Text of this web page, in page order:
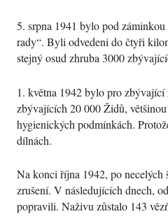
5. srpna 1941 bylo pod
rady . Byli odvedeni do čtyři
stejný osud zhruba 3000
1. května 1942 bylo pro zbývající
zbývajících 20 000 Židů,
hygienických podmínkách.
dílnách.
Na konci října 1942, po
zrušení. V následujících dnech,
popravili. Naživu zůstalo 143